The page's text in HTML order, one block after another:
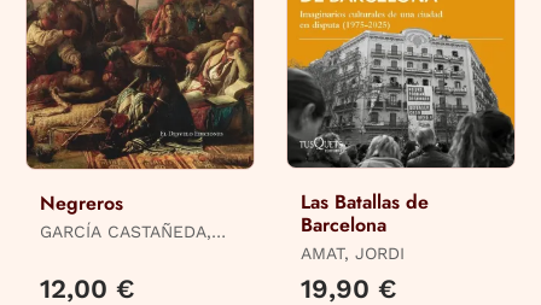
Negreros
GARCÍA CASTAÑEDA,
12,00 €
Las Batallas de
Barcelona
AMAT, JORDI
19,90 €